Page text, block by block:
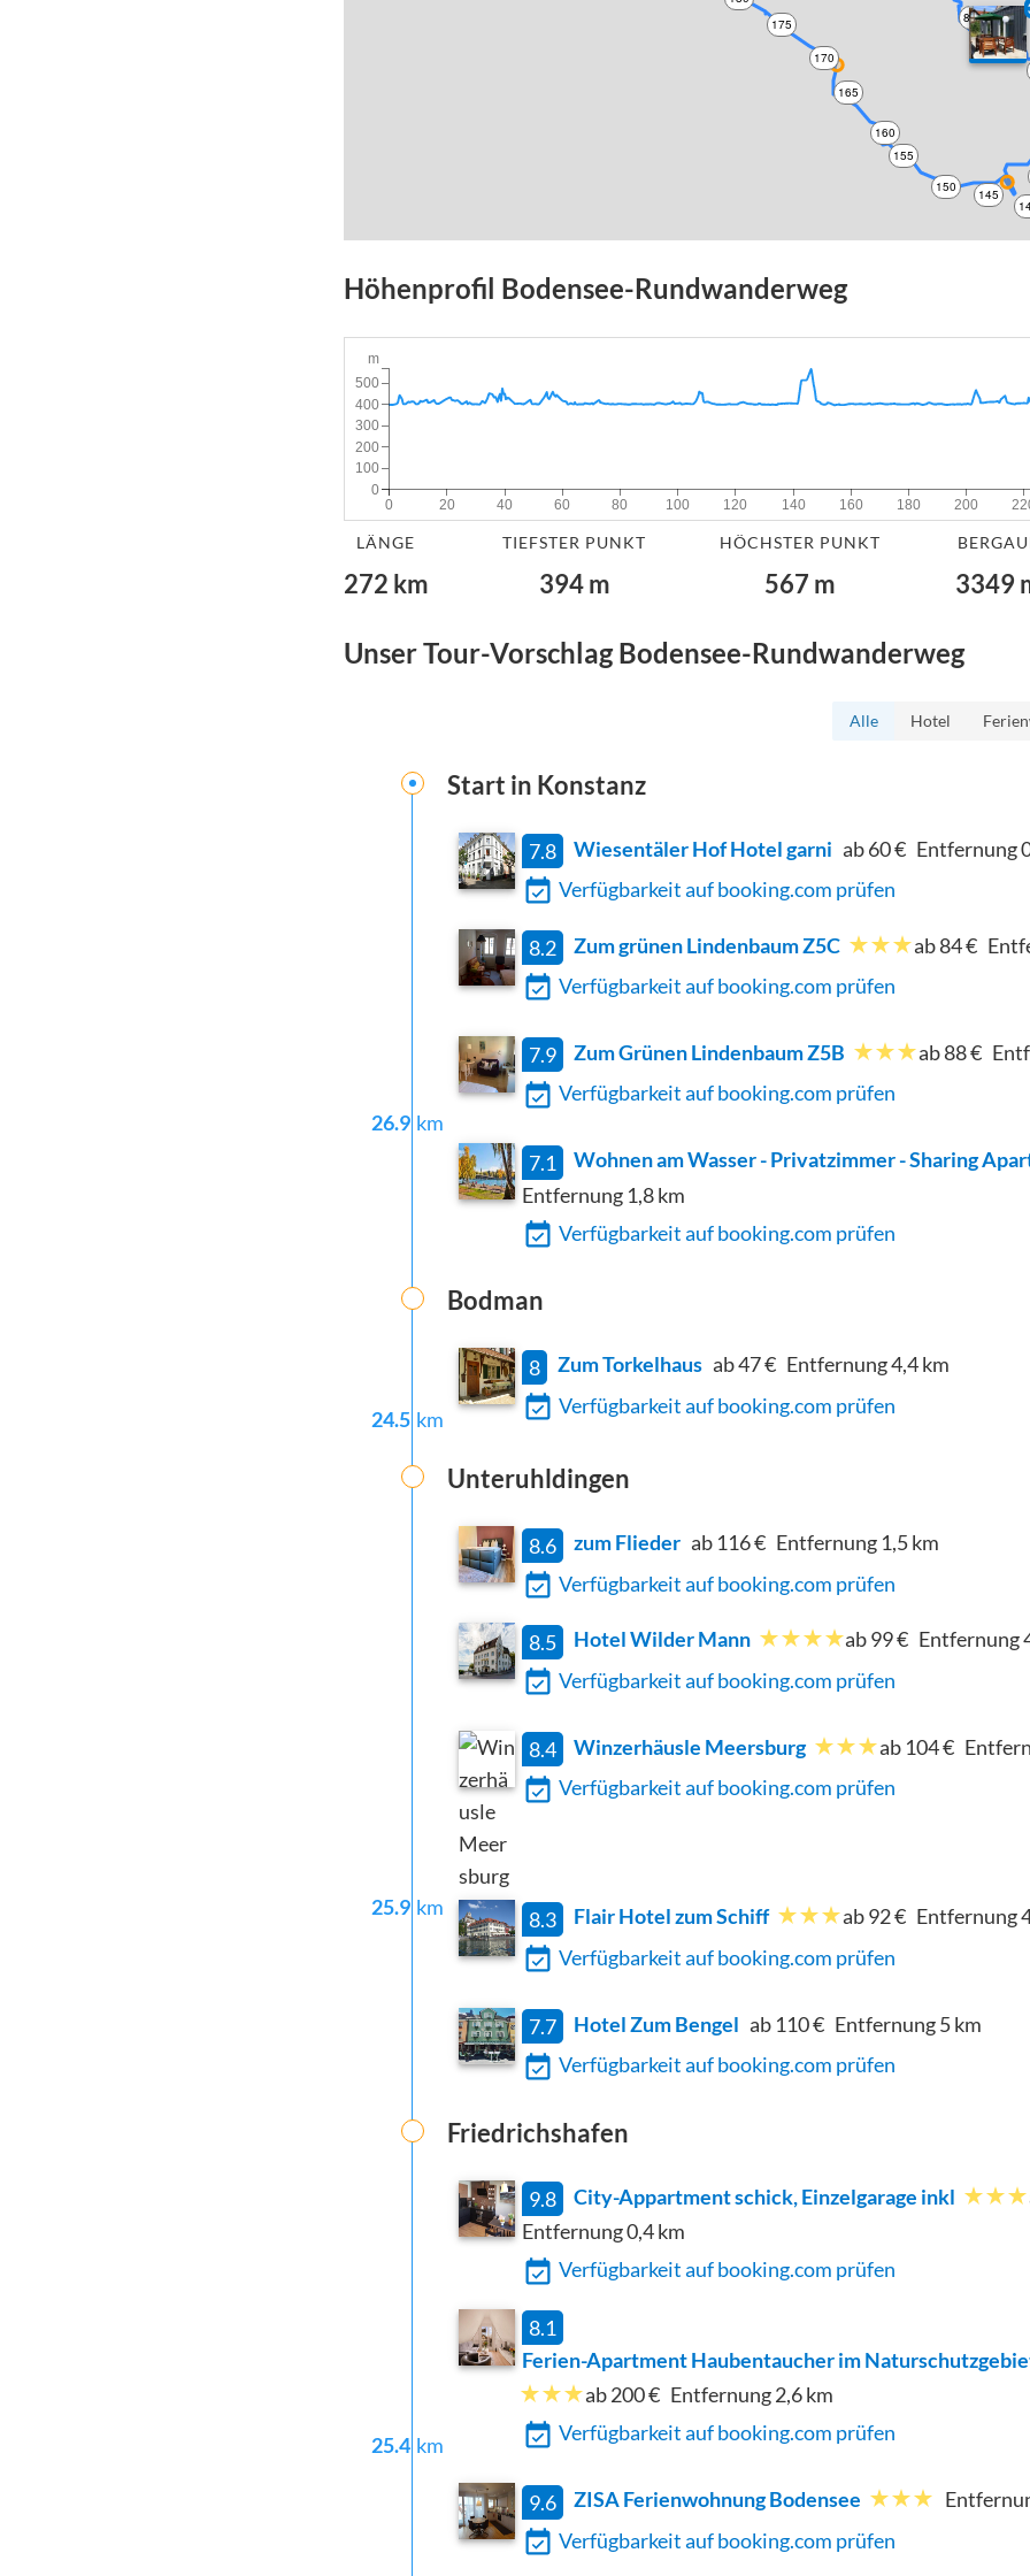
85
90
145
150
155
160
165
170
175
Höhenprofil Bodensee-Rundwanderweg
0 20 40 60 80 100 120 140 160 180 200
0
100
200
300
400
500
m
LÄNGE
272 km
TIEFSTER PUNKT
394m
HÖCHSTER PUNKT
567 m 3349
Unser Tour-VorschlagBodensee-Rundwanderweg
Alle Hotel
Start in Konstanz
7.8 Wiesentäler Hof Hotel garni ab 60 € Entfernung
Verfügbarkeit auf booking.com prüfen
8.2 Zum grünen Lindenbaum Z5C ab 84 €
Verfügbarkeit auf booking.com prüfen
7.9 Zum Grünen Lindenbaum Z5B ab 88 €
Verfügbarkeit auf booking.com prüfen
7.1 Wohnen am Wasser - Privatzimmer - Sharing
Entfernung 1,8km
Verfügbarkeit auf booking.com prüfen
26.9 km
Bodman
8 Zum Torkelhaus ab 47 € Entfernung4,4km
Verfügbarkeit auf booking.com prüfen
24.5 km
Unteruhldingen
8.6 zum Flieder ab 116 € Entfernung 1,5km
Verfügbarkeit auf booking.com prüfen
8.5 Hotel Wilder Mann ab 99 € Entfernung
Verfügbarkeit auf booking.com prüfen
8.4 Winzerhäusle Meersburg ab 104 €
Verfügbarkeit auf booking.com prüfen
8.3 Flair Hotel zum Schiff ab 92 € Entfernung
Verfügbarkeit auf booking.com prüfen
7.7 Hotel Zum Bengel ab 110 € Entfernung5km
Verfügbarkeit auf booking.com prüfen
25.9 km
Friedrichshafen
9.8 City-Appartment schick, Einzelgarage inkl
Entfernung0,4km
Verfügbarkeit auf booking.com prüfen
8.1
Ferien-Apartment Haubentaucher im
ab 200 € Entfernung2,6km
Verfügbarkeit auf booking.com prüfen
9.6 ZISA Ferienwohnung Bodensee
Verfügbarkeit auf booking.com prüfen
25.4 km